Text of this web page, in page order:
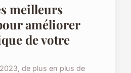
meilleurs
améliorer
de votre
de plus en plus de